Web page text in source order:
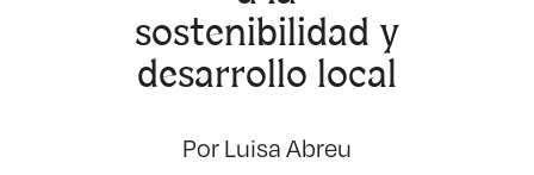
sostenibilidad y
desarrollo local
Por Luisa Abreu